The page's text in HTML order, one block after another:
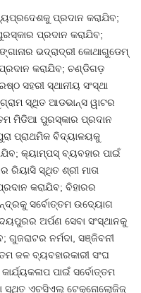
ପ୍ରଦାନ କରାଯିବ;
ପ୍ରଦାନ କରାଯିବ;
ଭଦ୍ରାଦ୍ରୀ କୋଥାଗୁଡେମ୍
କରାଯିବ; ଚଣ୍ଡିଗଡ଼
ସହରୀ ସ୍ଥାନୀୟ ସଂସ୍ଥା
ସ୍ଥିତ ଆଡଭାନ୍ସ ୱାଟର
ମିଡିଆ ପୁରସ୍କାର ପ୍ରଦାନ
ପ୍ରାଥମିକ ବିଦ୍ୟାଳୟକୁ
କ୍ୟାମ୍ପସ୍ ବ୍ୟବହାର ପାଇଁ
ରିୟାସି ସ୍ଥିତ ଶ୍ରୀ ମାତା
କରାଯିବ; ବିହାରର
ସର୍ବୋତ୍ତମ ଉଦ୍ୟୋଗ
ଅର୍ପଣ ସେବା ସଂସ୍ଥାନକୁ
ନର୍ମଦା, ସଞ୍ଜିବନୀ
ଜଳ ବ୍ୟବହାରକାରୀ ସଂଘ
ପାଇଁ ସର୍ବୋତ୍ତମ
ସ୍ଥିତ ଏଚସିଏଲ୍ ଟେକ୍ନୋଲୋଜିଜ୍